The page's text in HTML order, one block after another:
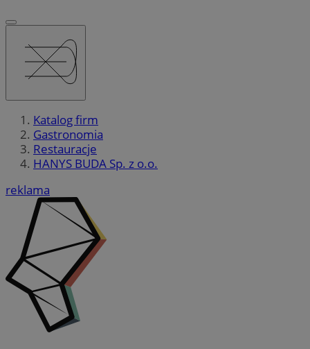
Katalog firm
Gastronomia
Restauracje
HANYS BUDA Sp. z o.o.
reklama